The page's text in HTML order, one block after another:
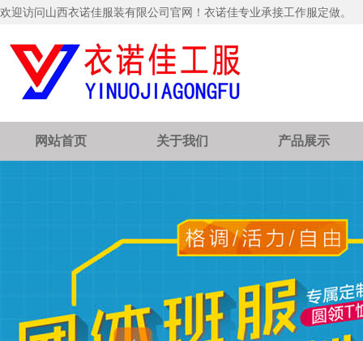
欢迎访问山西衣诺佳服装有限公司官网！衣诺佳专业承接工作服定做。
网站首页 关于我们 产品展示